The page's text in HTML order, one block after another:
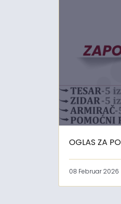
OGLAS ZA
08 Februar 2026